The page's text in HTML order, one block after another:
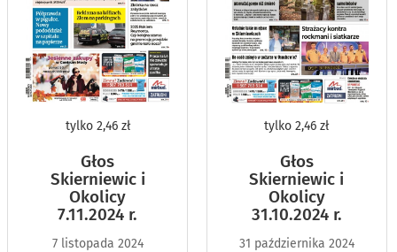
tylko2,46 zł
Głos
Skierniewic i
Okolicy
7.11.2024 r.
7 listopada 2024
tylko 2,46 zł
Głos
Skierniewic i
Okolicy
31.10.2024 r.
31 października 2024